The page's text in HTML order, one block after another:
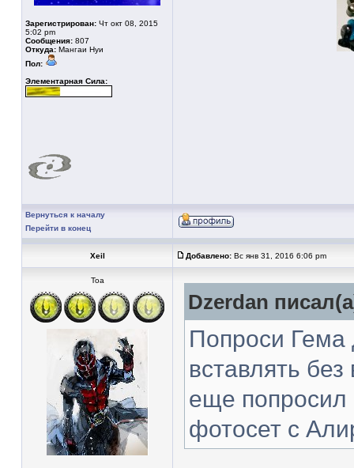
Зарегистрирован: Чт окт 08, 2015
5:02 pm
Сообщения: 807
Откуда: Мангаи Нуи
Пол:
Элементарная Сила:
Вернуться к началу
Перейти в конец
Xeil Добавлено: Вс янв 31, 2016 6:06 pm
Тоа
Dzerdan
Попроси Гема
вставлять
еще попросил
фотосет с